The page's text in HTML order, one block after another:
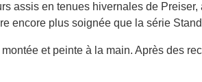
assis en tenues hivernales de
encore plus soignée que la série
et peinte à la main. Après des